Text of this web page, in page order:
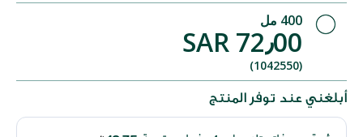
400 مل
SAR 72٫00
(1042550)
أبلغني عند توفر المنتج